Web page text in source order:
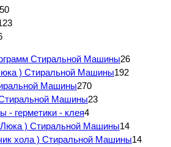
50
Стиральной Машины26
) Стиральной Машины192
Машины270
Машины23
- герметики - клея4
) Стиральной Машины14
хола ) Стиральной Машины14